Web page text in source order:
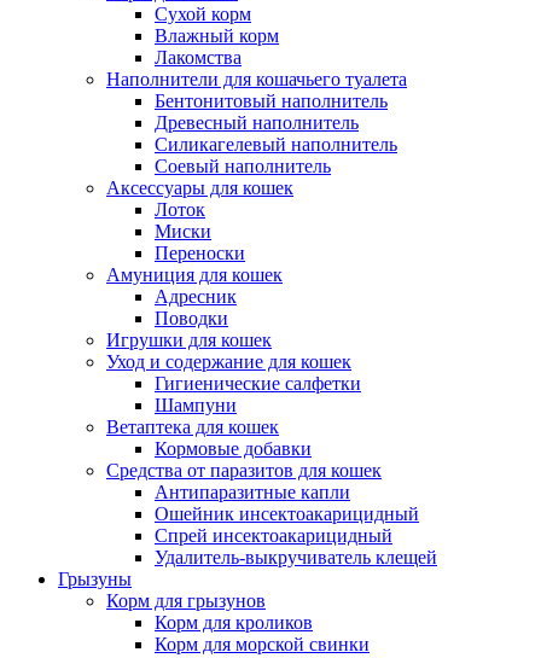
Сухой корм
Влажный корм
Лакомства
Наполнители для кошачьего туалета
Бентонитовый наполнитель
Древесный наполнитель
Силикагелевый наполнитель
Соевый наполнитель
Аксессуары для кошек
Лоток
Миски
Переноски
Амуниция для кошек
Адресник
Поводки
Игрушки для кошек
Уход и содержание для кошек
Гигиенические салфетки
Шампуни
Ветаптека для кошек
Кормовые добавки
Средства от паразитов для кошек
Антипаразитные капли
Ошейник инсектоакарицидный
Спрей инсектоакарицидный
Удалитель-выкручиватель клещей
Грызуны
Корм для грызунов
Корм для кроликов
Корм для морской свинки